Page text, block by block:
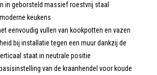
in geborsteld massief roestvrij staal
keukens
eenvoudig vullen van kookpotten en vazen
bij installatie tegen een muur dankzij de
staat in neutrale positie
van de kraanhendel voor koude